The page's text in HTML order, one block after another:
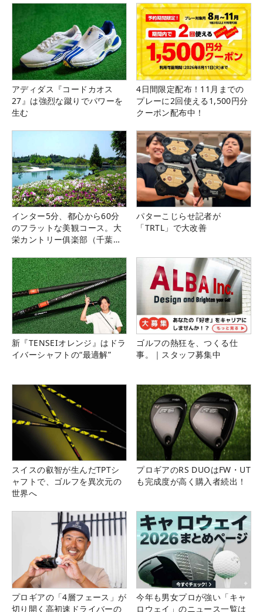
アディダス『コードカオス
27』は強烈な蹴りでパワーを
生む
4日間限定配布！11月までの
プレーに2回使える1,500円分
クーポン配布中！
インター5分、都心から60分
のフラットな美観コース。大
栄カントリー俱楽部（千葉
パターこじらせ記者が
「TRTL」で大改善
新『TENSEIオレンジ』はドラ
イバーシャフトの“最適解”
ゴルフの熱狂を、つくる仕
事。｜スタッフ募集中
スイスの叡智が生んだTPTシ
ャフトで、ゴルフを異次元の
世界へ
プロギアのRS DUOはFW・UT
も完成度が高く購入者続出！
プロギアの「4層フェース」が
切り開く高初速ドライバーの
今年も男女プロが強い「キャ
ロウェイ」のニュース一覧は